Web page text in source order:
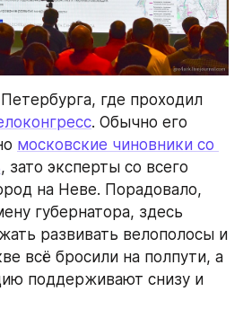
. Обычно его
московские чиновники со
, зато эксперты со всего
на Неве. Порадовало,
губернатора, здесь
развивать велополосы и
всё бросили на полпути, а
поддерживают снизу и